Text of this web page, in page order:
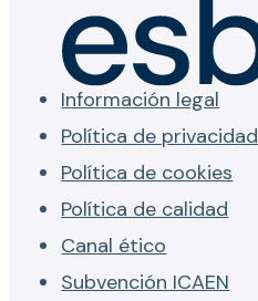
Información legal
Política de privacidad
Política de cookies
Política de calidad
Canal ético
Subvención ICAEN